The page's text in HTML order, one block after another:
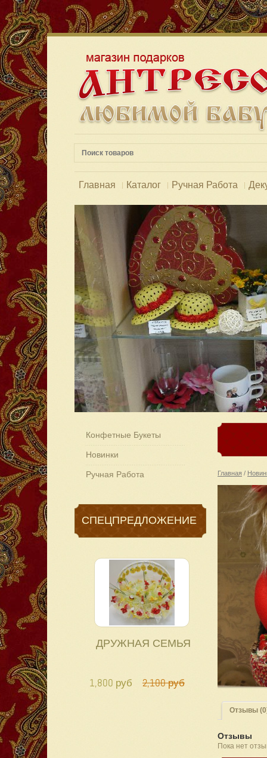
Главная Каталог Ручная Работа
Конфетные Букеты
Новинки
Ручная Работа
СПЕЦПРЕДЛОЖЕНИЕ
ДРУЖНАЯ СЕМЬЯ
2,100 руб
1,800 руб
Главная /
Отзывы
Отзывы
Пока нет